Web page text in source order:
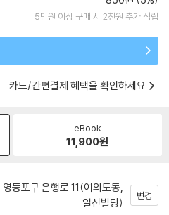
5만원 이상 구매 시 2천원 추가 적립
카드/간편결제 혜택을 확인하세요
eBook
11,900원
등포구 은행로 11(여의도동,
일신빌딩)
변경